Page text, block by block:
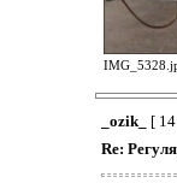
_ozik_
[
Re: